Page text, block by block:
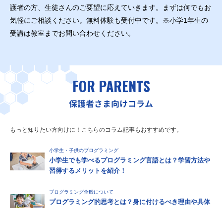
護者の方、生徒さんのご要望に応えていきます。まずは何でもお
気軽にご相談ください。無料体験も受付中です。※小学1年生の
受講は教室までお問い合わせください。
FOR PARENTS
保護者さま向けコラム
もっと知りたい方向けに！こちらのコラム記事もおすすめです。
小学生・子供のプログラミング
小学生でも学べるプログラミング言語とは？学習方法や
習得するメリットを紹介！
プログラミング全般について
プログラミング的思考とは？身に付けるべき理由や具体